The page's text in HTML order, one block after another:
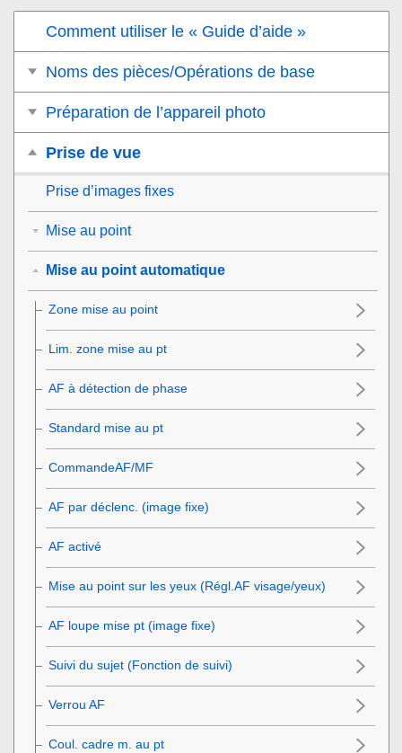
Comment utiliser le « Guide d’aide »
Noms des pièces/Opérations de base
Préparation de l’appareil photo
Prise de vue
Prise d’images fixes
Mise au point
Mise au point automatique
Zone mise au point
Lim. zone mise au pt
AF à détection de phase
Standard mise au pt
CommandeAF/MF
AF par déclenc. (image fixe)
AF activé
Mise au point sur les yeux (Régl.AF visage/yeux)
AF loupe mise pt (image fixe)
Suivi du sujet (Fonction de suivi)
Verrou AF
Coul. cadre m. au pt